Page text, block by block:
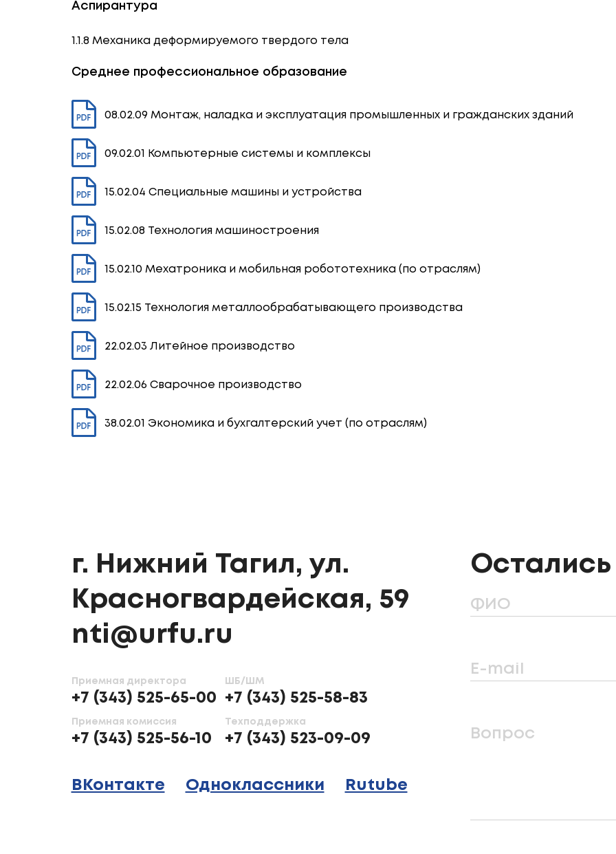
Аспирантура
1.1.8 Механика деформируемого твердого тела
Среднее профессиональное образование
08.02.09 Монтаж, наладка и эксплуатация промышленных и гражданских зданий
09.02.01 Компьютерные системы и комплексы
15.02.04 Специальные машины и устройства
15.02.08 Технология машиностроения
15.02.10 Мехатроника и мобильная робототехника (по отраслям)
15.02.15 Технология металлообрабатывающего производства
22.02.03 Литейное производство
22.02.06 Сварочное производство
38.02.01 Экономика и бухгалтерский учет (по отраслям)
г. Нижний Тагил, ул.
Красногвардейская, 59
nti@urfu.ru
Приемная директора
+7 (343) 525-65-00
Приемная комиссия
+7 (343) 525-56-10
ШБ/ШМ
+7 (343) 525-58-83
Техподдержка
+7 (343) 523-09-09
ВКонтакте Одноклассники Rutube
ФИО
E-mail
Вопрос